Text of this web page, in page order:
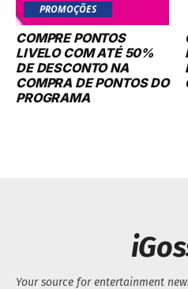
PROMOÇÕES
COMPRE PONTOS
LIVELO COM ATÉ 50%
DE DESCONTO NA
COMPRA DE PONTOS DO
PROGRAMA
Your source for entertainment